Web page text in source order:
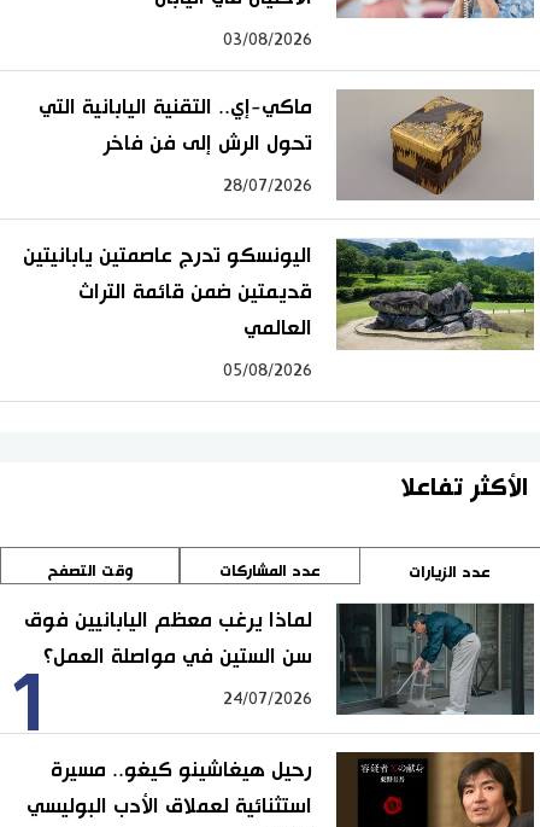
03/08/2026
ماكي-إي.. التقنية اليابانية التي
تحول الرش إلى فن فاخر
28/07/2026
اليونسكو تدرج عاصمتين يابانيتين
قديمتين ضمن قائمة التراث
العالمي
05/08/2026
الأكثر تفاعلا
عدد الزيارات عدد المشاركات وقت التصفح
1
لماذا يرغب معظم اليابانيين فوق
سن الستين في مواصلة العمل؟
24/07/2026
رحيل هيغاشينو كيغو.. مسيرة
استثنائية لعملاق الأدب البوليسي